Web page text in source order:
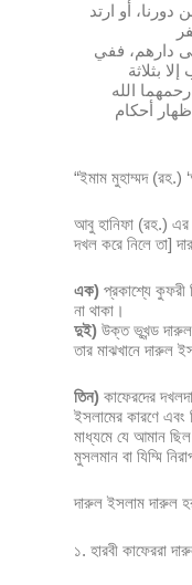
أو ارتد
دارهم، ففي
بثلاثة
الله
أحكام
“ইমাম মুহাম্মদ (রহ.)
আবু হানিফা (রহ.)
দখল করে নিলে তা]
এক)প্রকাশ্যে কুফরী
না থাকা।
দুই)উক্ত ভূখন্ড দারুল
তার মাঝখানে দারুল
তিন)কাফেরদের
ইসলামের কারণে এবং
মাধ্যমে যে আমান
মুসলমান বা যিম্মি
দারুল ইসলাম দারুল
১. হারবী কাফেররা